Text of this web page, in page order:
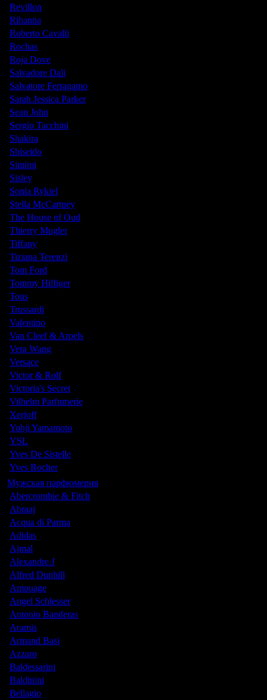
Revillon
Rihanna
Roberto Cavalli
Rochas
Roja Dove
Salvadore Dali
Salvatore Ferragamo
Sarah Jessica Parker
Sean John
Sergio Tacchini
Shakira
Shiseido
Simimi
Sisley
Sonia Rykiel
Stella McCartney
The House of Oud
Thierry Mugler
Tiffany
Tiziana Terenzi
Tom Ford
Tommy Hilfiger
Tous
Trussardi
Valentino
Van Cleef & Arpels
Vera Wang
Versace
Victor & Rolf
Victoria's Secret
Vilhelm Parfumerie
Xerjoff
Yohji Yamamoto
YSL
Yves De Sistelle
Yves Rocher
Мужская парфюмерия
Abercrombie & Fitch
Abraaj
Acqua di Parma
Adidas
Ajmal
Alexandre.J
Alfred Dunhill
Amouage
Angel Schlesser
Antonio Banderas
Aramis
Armand Basi
Azzaro
Baldessarini
Baldinini
Bellagio